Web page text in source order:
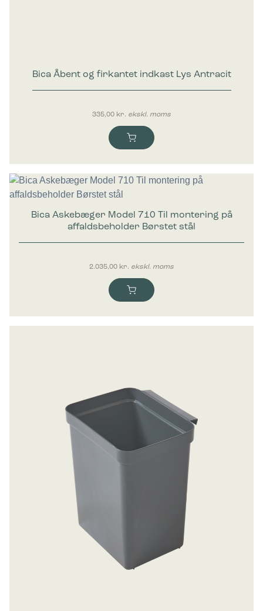
Bica Åbent og firkantet indkast Lys Antracit
335,00 kr. ekskl. moms
Bica Askebæger Model 710 Til montering på
affaldsbeholder Børstet stål
2.035,00 kr. ekskl. moms